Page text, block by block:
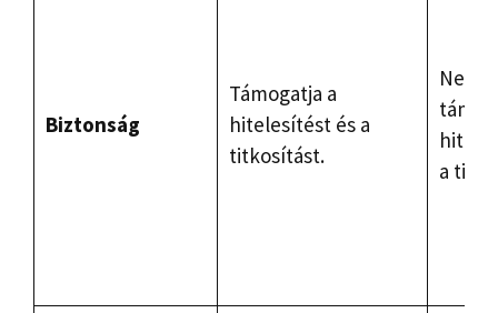
Biztonság
Támogatja a
hitelesítést és a
titkosítást.
Nem
a